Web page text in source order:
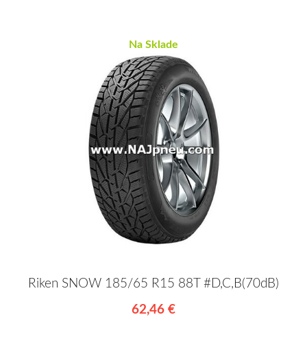
Na Sklade
Riken SNOW 185/65 R15 88T #D,C,B(70dB)
62,46 €